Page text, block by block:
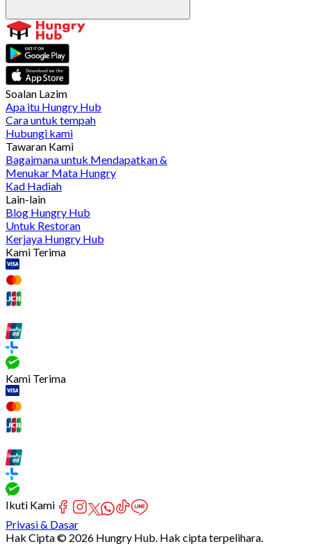
Soalan Lazim
Apa itu Hungry Hub
Cara untuk tempah
Hubungi kami
Tawaran Kami
Bagaimana untuk Mendapatkan &
Menukar Mata Hungry
Kad Hadiah
Lain-lain
Blog Hungry Hub
Untuk Restoran
Kerjaya Hungry Hub
Kami Terima
Kami Terima
Ikuti Kami
Privasi & Dasar
Hak Cipta © 2026 Hungry Hub. Hak cipta terpelihara.